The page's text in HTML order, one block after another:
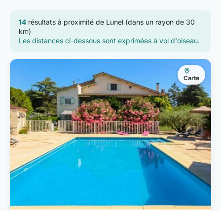
14 résultats à proximité de Lunel (dans un rayon de 30
km)
Les distances ci-dessous sont exprimées à vol d'oiseau.
Carte